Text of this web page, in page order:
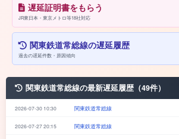
遅延証明書をもらう
JR東日本・東京メトロ等18社対応
関東鉄道常総線の遅延履歴
過去の遅延件数・原因傾向
関東鉄道常総線の最新遅延履歴（49件）
2026-07-30 10:30 関東鉄道常総線
2026-07-27 20:15 関東鉄道常総線